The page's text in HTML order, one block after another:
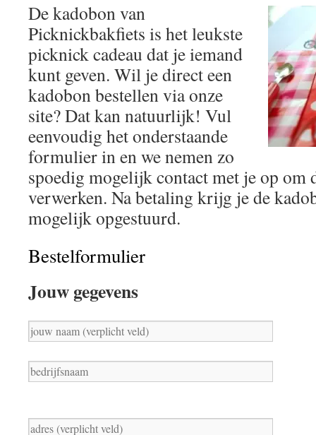
De kadobon van
Picknickbakfiets is het leukste
picknick cadeau dat je iemand
kunt geven. Wil je direct een
kadobon bestellen via onze
site? Dat kan natuurlijk! Vul
eenvoudig het onderstaande
formulier in en we nemen zo
spoedig mogelijk contact met je op om
verwerken. Na betaling krijg je de
mogelijk opgestuurd.
Bestelformulier
Jouw gegevens